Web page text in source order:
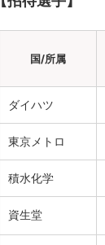
国/所属
ダイハツ
東京メトロ
積水化学
資生堂